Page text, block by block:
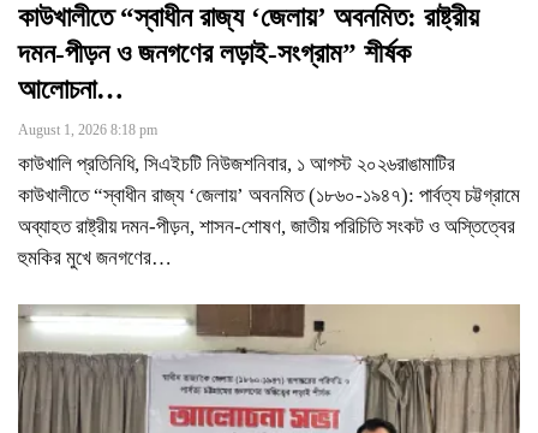
কাউখালীতে “স্বাধীন রাজ্য ‘জেলায়’ অবনমিত: রাষ্ট্রীয়
দমন-পীড়ন ও জনগণের লড়াই-সংগ্রাম” শীর্ষক
আলোচনা…
August 1, 2026 8:18 pm
কাউখালি প্রতিনিধি, সিএইচটি নিউজশনিবার, ১ আগস্ট ২০২৬রাঙামাটির
কাউখালীতে “স্বাধীন রাজ্য ‘জেলায়’ অবনমিত (১৮৬০-১৯৪৭): পার্বত্য চট্টগ্রামে
অব্যাহত রাষ্ট্রীয় দমন-পীড়ন, শাসন-শোষণ, জাতীয় পরিচিতি সংকট ও অস্তিত্বের
হুমকির মুখে জনগণের…